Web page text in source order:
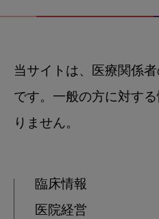
当サイトは、医療関係
です。一般の方に対す
りません。
臨床情報
医院経営